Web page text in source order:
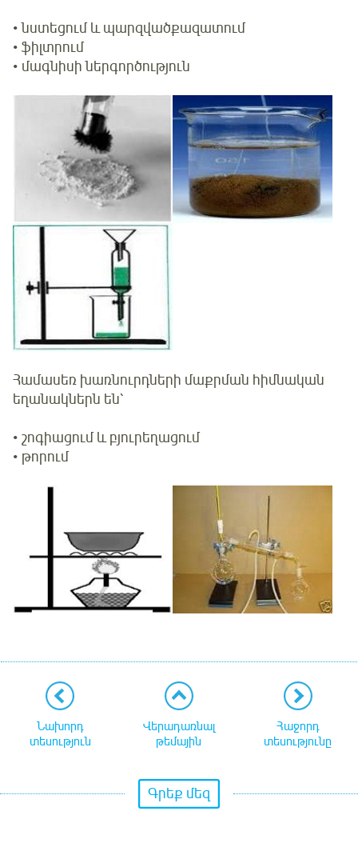
• նստեցում և պարզվածքազատում
• ֆիլտրում
• մագնիսի ներգործություն
Համասեռ խառնուրդների մաքրման հիմնական
եղանակներն են՝
• շոգիացում և բյուրեղացում
• թորում
Նախորդ
տեսություն
Վերադառնալ
թեմային
Հաջորդ
տեսությունը
Գրեք մեզ